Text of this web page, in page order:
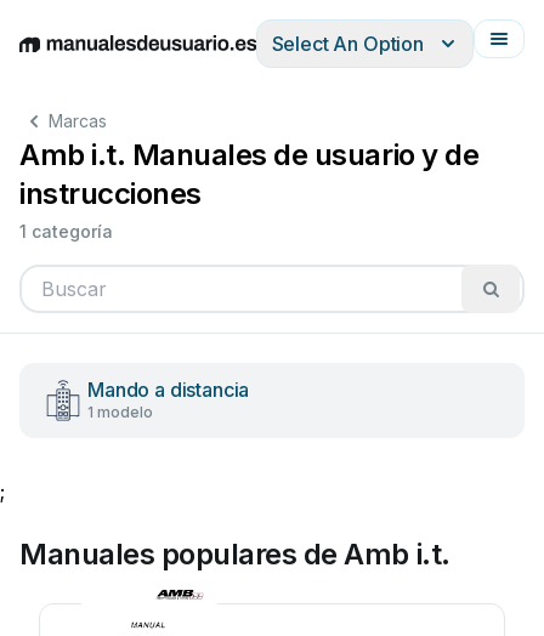
EnglishDeutschEspañolItalianoFrançais
Select An Option
Marcas
Amb i.t. Manuales de usuario y de
instrucciones
1 categoría
Mando a distancia
1 modelo
;
Manuales populares de Amb i.t.